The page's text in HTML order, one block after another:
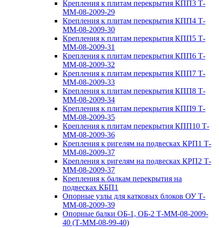
Крепления к плитам перекрытия КПП3 Т-
ММ-08-2009-29
Крепления к плитам перекрытия КПП4 Т-
ММ-08-2009-30
Крепления к плитам перекрытия КПП5 Т-
ММ-08-2009-31
Крепления к плитам перекрытия КПП6 Т-
ММ-08-2009-32
Крепления к плитам перекрытия КПП7 Т-
ММ-08-2009-33
Крепления к плитам перекрытия КПП8 Т-
ММ-08-2009-34
Крепления к плитам перекрытия КПП9 Т-
ММ-08-2009-35
Крепления к плитам перекрытия КПП10 Т-
ММ-08-2009-36
Крепления к ригелям на подвесках КРП1 Т-
ММ-08-2009-37
Крепления к ригелям на подвесках КРП2 Т-
ММ-08-2009-37
Крепления к балкам перекрытия на
подвесках КБП1
Опорные узлы для катковых блоков ОУ Т-
ММ-08-2009-39
Опорные балки ОБ-1, ОБ-2 Т-ММ-08-2009-
40 (Т-ММ-08-99-40)